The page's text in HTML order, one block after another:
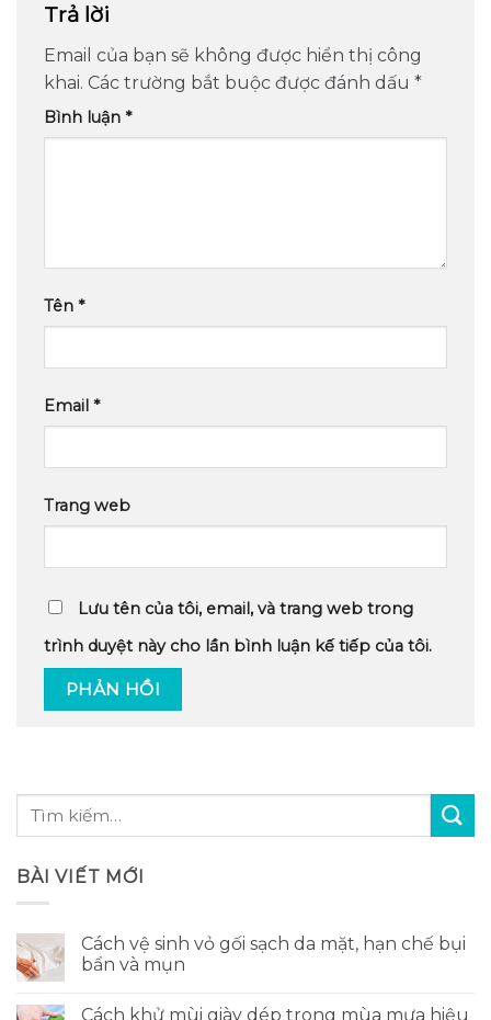
Trả lời
Email của bạn sẽ không được hiển thị công
khai. Các trường bắt buộc được đánh dấu *
Bình luận *
Tên *
Email *
Trang web
Lưu tên của tôi, email, và trang web trong
trình duyệt này cho lần bình luận kế tiếp của tôi.
BÀI VIẾT MỚI
Cách vệ sinh vỏ gối sạch da mặt, hạn chế bụi
bẩn và mụn
Cách khử mùi giày dép trong mùa mưa hiệu